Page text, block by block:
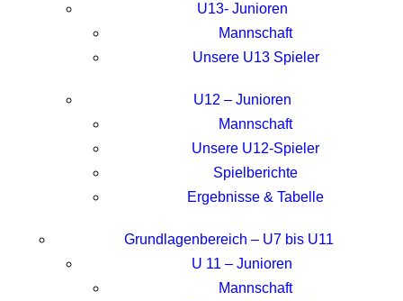
U13- Junioren
Mannschaft
Unsere U13 Spieler
U12 – Junioren
Mannschaft
Unsere U12-Spieler
Spielberichte
Ergebnisse & Tabelle
Grundlagenbereich – U7 bis U11
U 11 – Junioren
Mannschaft